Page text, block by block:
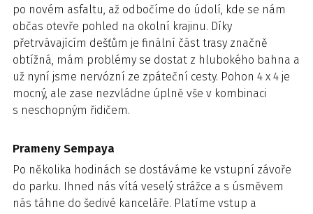
po novém asfaltu, až odbočíme do údolí, kde se nám
občas otevře pohled na okolní krajinu. Díky
přetrvávajícím dešťům je finální část trasy značně
obtížná, mám problémy se dostat z hlubokého bahna a
už nyní jsme nervózní ze zpáteční cesty. Pohon 4 x 4 je
mocný, ale zase nezvládne úplně vše v kombinaci
s neschopným řidičem.
Prameny Sempaya
Po několika hodinách se dostáváme ke vstupní závoře
do parku. Ihned nás vítá veselý strážce a s úsměvem
nás táhne do šedivé kanceláře. Platíme vstup a